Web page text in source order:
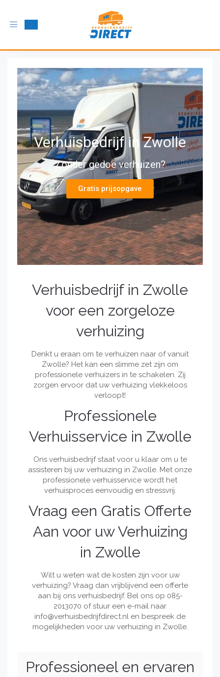
Schakel
Verhuisbedrijf in Zwolle
Zonder gedoe verhuizen?
Gratis prijsopgave
Verhuisbedrijf in Zwolle
voor een zorgeloze
verhuizing
Denkt u eraan om te verhuizen naar of vanuit
Zwolle? Het kan een slimme zet zijn om
professionele verhuizers in te schakelen. Zij
zorgen ervoor dat uw verhuizing vlekkeloos
verloopt!
Professionele
Verhuisservice in Zwolle
Ons verhuisbedrijf staat voor u klaar om u te
assisteren bij uw verhuizing in Zwolle. Met onze
professionele verhuisservice wordt het
verhuisproces eenvoudig en stressvrij.
Vraag een Gratis Offerte
Aan voor uw Verhuizing
in Zwolle
Wilt u weten wat de kosten zijn voor uw
verhuizing? Vraag dan vrijblijvend een offerte
aan bij ons verhuisbedrijf. Bel ons op 085-
2013070 of stuur een e-mail naar
info@verhuisbedrijfdirect.nl en bespreek de
mogelijkheden voor uw verhuizing in Zwolle.
Professioneel en ervaren